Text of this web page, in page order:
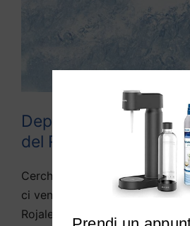
Depuratori acqua
del Rojale
Cerchiamo di rispondere alle
ci vengono fatte da diversi
Rojale e limitrofi: